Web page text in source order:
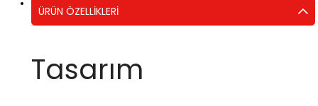
ÜRÜN ÖZELLIKLERI
Tasarım